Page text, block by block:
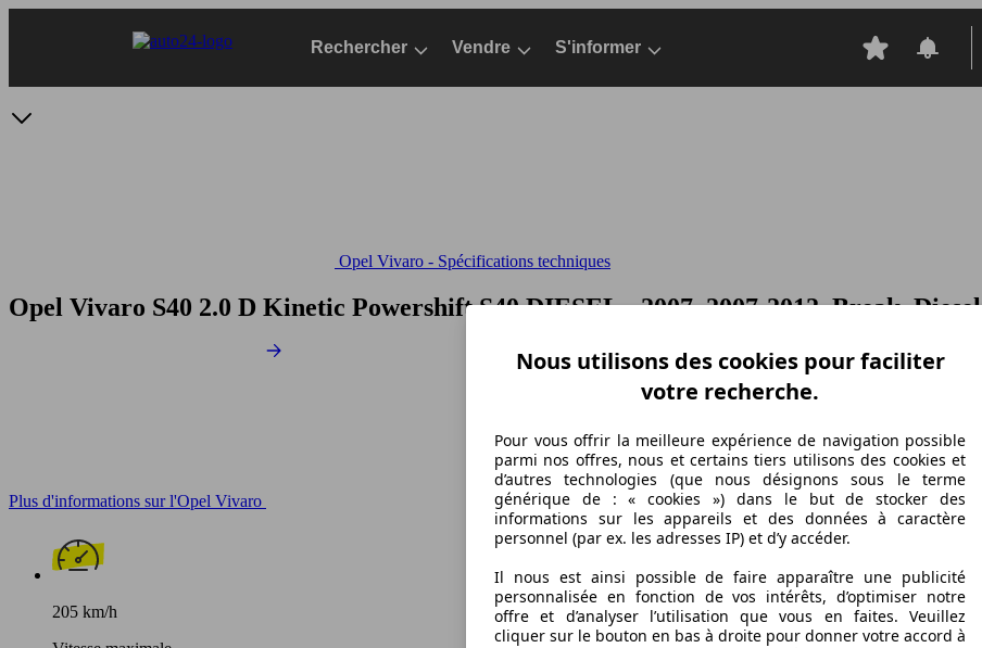
Rechercher Vendre S'informer
Opel Vivaro - Spécifications techniques
Opel Vivaro S40 2.0 D Kinetic PowershiftS40 DIESEL - 2007, 2007-2012, Break, Diesel
Plus d'informations sur l'Opel Vivaro
205 km/h
Nous utilisons des cookies pour faciliter
votre recherche.
Pour vous offrir la meilleure expérience de navigation possible
parmi nos offres, nous et certains tiers utilisons des cookies et
d’autres technologies (que nous désignons sous le terme
générique de : « cookies ») dans le but de stocker des
informations sur les appareils et des données à caractère
personnel (par ex. les adresses IP) et d’y accéder.
Il nous est ainsi possible de faire apparaître une publicité
personnalisée en fonction de vos intérêts, d’optimiser notre
offre et d’analyser l’utilisation que vous en faites. Veuillez
cliquer sur le bouton en bas à droite pour donner votre accord à